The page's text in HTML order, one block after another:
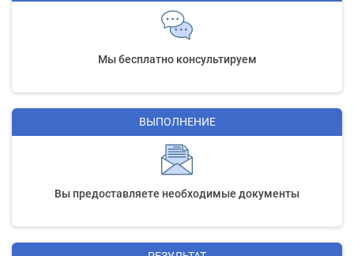
Мы бесплатно консультируем
ВЫПОЛНЕНИЕ
Вы предоставляете необходимые документы